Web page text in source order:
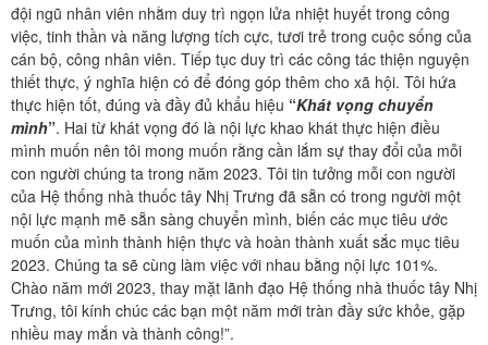
đội ngũ nhân viên nhằm duy trì ngọn lửa nhiệt huyết trong công
việc, tinh thần và năng lượng tích cực, tươi trẻ trong cuộc sống của
cán bộ, công nhân viên. Tiếp tục duy trì các công tác thiện nguyện
thiết thực, ý nghĩa hiện có để đóng góp thêm cho xã hội. Tôi hứa
thực hiện tốt, đúng và đầy đủ khẩu hiệu “Khát vọng chuyển
mình”. Hai từ khát vọng đó là nội lực khao khát thực hiện điều
mình muốn nên tôi mong muốn rằng cần lắm sự thay đổi của mỗi
con người chúng ta trong năm 2023. Tôi tin tưởng mỗi con người
của Hệ thống nhà thuốc tây Nhị Trưng đã sẵn có trong người một
nội lực mạnh mẽ sẵn sàng chuyển mình, biến các mục tiêu ước
muốn của mình thành hiện thực và hoàn thành xuất sắc mục tiêu
2023. Chúng ta sẽ cùng làm việc với nhau bằng nội lực 101%.
Chào năm mới 2023, thay mặt lãnh đạo Hệ thống nhà thuốc tây Nhị
Trưng, tôi kính chúc các bạn một năm mới tràn đầy sức khỏe, gặp
nhiều may mắn và thành công!”.